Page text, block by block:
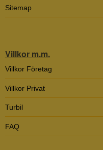
Sitemap
Villkor m.m.
Villkor Företag
Villkor Privat
Turbil
FAQ